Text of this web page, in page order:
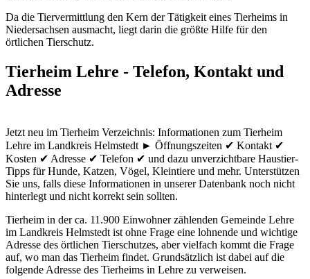
Da die Tiervermittlung den Kern der Tätigkeit eines Tierheims in
Niedersachsen ausmacht, liegt darin die größte Hilfe für den
örtlichen Tierschutz.
Tierheim Lehre - Telefon, Kontakt und
Adresse
Jetzt neu im Tierheim Verzeichnis: Informationen zum Tierheim
Lehre im Landkreis Helmstedt ► Öffnungszeiten ✔ Kontakt ✔
Kosten ✔ Adresse ✔ Telefon ✔ und dazu unverzichtbare Haustier-
Tipps für Hunde, Katzen, Vögel, Kleintiere und mehr. Unterstützen
Sie uns, falls diese Informationen in unserer Datenbank noch nicht
hinterlegt und nicht korrekt sein sollten.
Tierheim in der ca. 11.900 Einwohner zählenden Gemeinde Lehre
im Landkreis Helmstedt ist ohne Frage eine lohnende und wichtige
Adresse des örtlichen Tierschutzes, aber vielfach kommt die Frage
auf, wo man das Tierheim findet. Grundsätzlich ist dabei auf die
folgende Adresse des Tierheims in Lehre zu verweisen.